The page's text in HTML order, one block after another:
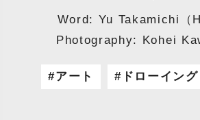
Word: Yu Takamichi（
Photography: Kohei
アート ドローイング